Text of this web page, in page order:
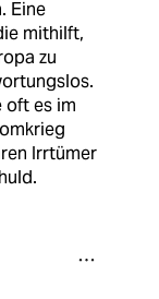
Eine
mithilft,
zu
oft es im
Irrtümer